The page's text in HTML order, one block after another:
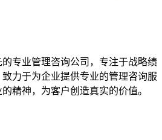
专业管理咨询公司，专注于战略绩
力于为企业提供专业的管理咨询服
精神，为客户创造真实的价值。